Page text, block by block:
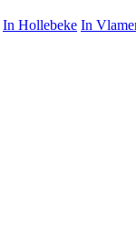
In Hollebeke In